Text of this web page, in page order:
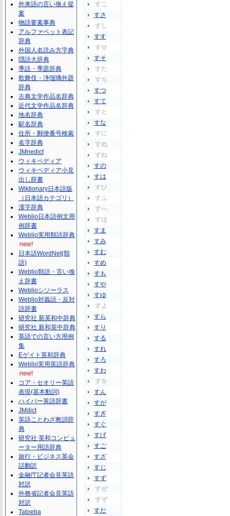
すこ
すさ
すし
すす
すせ
すそ
すた
すち
すつ
すて
すと
すな
すに
すぬ
すね
すの
すは
すひ
すふ
すへ
すほ
すま
すみ
すむ
すめ
すも
すや
すゆ
すよ
すら
すり
する
すれ
すろ
すわ
すを
すん
すが
すぎ
すぐ
すげ
すご
すざ
すじ
すず
すぜ
すぞ
すだ
外来語の言い換え提
案
物語要素事典
アルファベット表記
辞典
外国人名読み方字典
隠語大辞典
季語・季題辞典
歌舞伎・浄瑠璃外題
辞典
古典文学作品名辞典
近代文学作品名辞典
地名辞典
駅名辞典
住所・郵便番号検索
名字辞典
JMnedict
ウィキペディア
ウィキペディア小見
出し辞書
Wiktionary日本語版
（日本語カテゴリ）
漢字辞典
Weblio日本語例文用
例辞書
Weblio実用類語辞典
new!
日本語WordNet(類
語)
Weblio類語・言い換
え辞書
Weblioシソーラス
Weblio対義語・反対
語辞書
研究社 新英和中辞典
研究社 新和英中辞典
英語での言い方用例
集
Eゲイト英和辞典
Weblio実用英語辞典
new!
コア・セオリー英語
表現(基本動詞)
ハイパー英語辞書
JMdict
英語ことわざ教訓辞
典
研究社 英和コンピュ
ーター用語辞典
旅行・ビジネス英会
話翻訳
金融庁記者会見英語
対訳
外務省記者会見英語
対訳
Tatoeba